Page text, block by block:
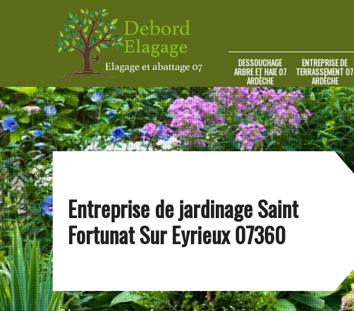
DESSOUCHAGE
ARBRE ET HAIE 07
ARDÈCHE
ENTREPRISE DE
TERRASSEMENT 07
ARDÈCHE
Entreprise de jardinage Saint
Fortunat Sur Eyrieux 07360